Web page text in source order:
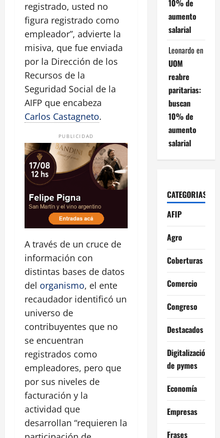
registrado, usted no
figura registrado como
empleador”, advierte la
misiva, que fue enviada
por la Dirección de los
Recursos de la
Seguridad Social de la
AIFP que encabeza
Carlos Castagneto.
PUBLICIDAD
A través de un cruce de
información con
distintas bases de datos
del organismo, el ente
recaudador identificó un
universo de
contribuyentes que no
se encuentran
registrados como
empleadores, pero que
por sus niveles de
facturación y la
actividad que
desarrollan “requieren la
10% de
aumento
salarial
Leonardo en
UOM
reabre
paritarias:
buscan
10% de
aumento
salarial
CATEGORIAS
AFIP
Agro
Coberturas
Comercio
Congreso
Destacados
Digitalización
de pymes
Economía
Empresas
Frases